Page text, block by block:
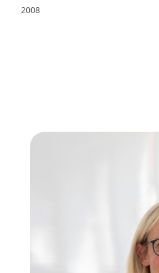
2008